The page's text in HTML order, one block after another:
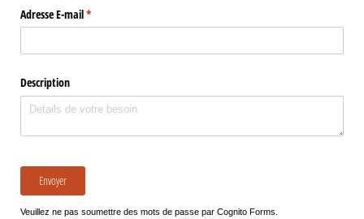
Adresse E-mail*
(requis)
Description
Envoyer
Veuillez ne pas soumettre des mots de passe par Cognito Forms.